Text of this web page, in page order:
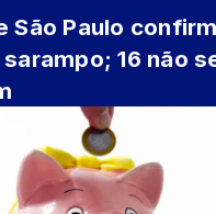
São Paulo
16 não